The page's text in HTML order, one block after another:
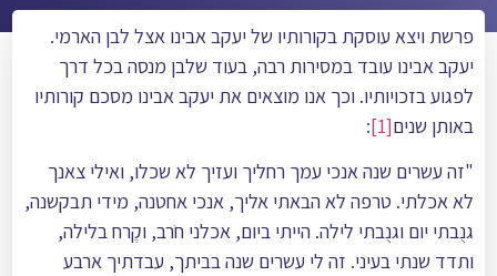
פרשת ויצא עוסקת בקורותיו של יעקב אבינו אצל לבן הארמי.
יעקב אבינו עובד במסירות רבה, בעוד שלבן מנסה בכל דרך
לפגוע בזכויותיו. וכך אנו מוצאים את יעקב אבינו מסכם קורותיו
באותן שנים[1]
:
"זה עשרים שנה אנכי עמך רחליך ועזיך לא שכלו, ואילי צאנך
לא אכלתי. טרפה לא הבאתי אליך, אנכי אחטנה, מידי תבקשנה,
גנֻבתי יום וגנֻבתי לילה. הייתי ביום, אכלני חֹרב, וקֶרח בלילה,
ותדד שנתי בעיני. זה לי עשרים שנה בביתך, עבדתיך ארבע